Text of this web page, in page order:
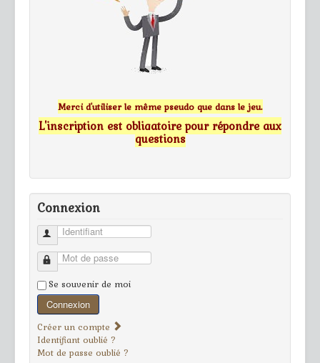
Merci d'utiliser le même pseudo que dans le jeu.
L'inscription est obligatoire pour répondre aux
questions
Connexion
Identifiant
Mot de passe
Se souvenir de moi
Connexion
Créer un compte
Identifiant oublié ?
Mot de passe oublié ?